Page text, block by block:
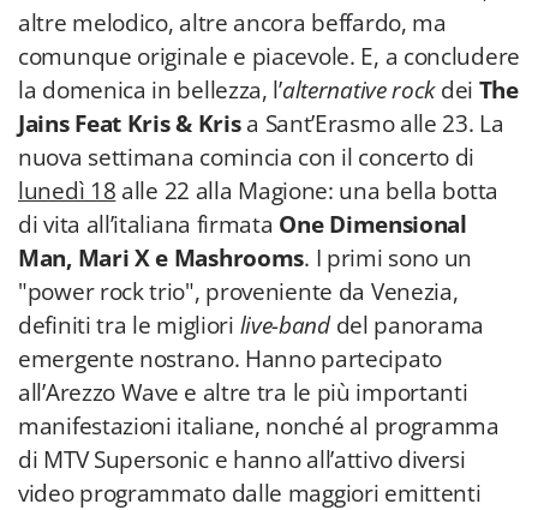
altre melodico, altre ancora beffardo, ma
comunque originale e piacevole. E, a concludere
la domenica in bellezza, l’alternative rockdei The
Jains Feat Kris & Krisa Sant’Erasmo alle 23. La
nuova settimana comincia con il concerto di
lunedì 18 alle 22 alla Magione: una bella botta
di vita all’italiana firmata One Dimensional
Man, Mari X e Mashrooms. I primi sono un
"power rock trio", proveniente da Venezia,
definiti tra le migliori live-banddel panorama
emergente nostrano. Hanno partecipato
all’Arezzo Wave e altre tra le più importanti
manifestazioni italiane, nonché al programma
di MTV Supersonic e hanno all’attivo diversi
video programmato dalle maggiori emittenti